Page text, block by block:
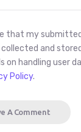
that my
collected and
on handling user
Policy.